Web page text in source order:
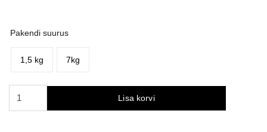
Pakendi suurus
1,5 kg 7kg
Lisa korvi